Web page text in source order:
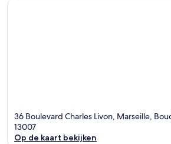
36 Boulevard Charles Livon, Marseille,
13007
Op de kaart bekijken